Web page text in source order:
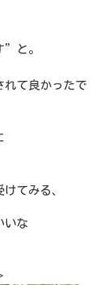
”と。
れて良かったで
てみる、
いな